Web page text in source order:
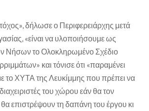
δήλωσε ο Περιφερειάρχης μετά
«είναι να υλοποιήσουμε ως
Νήσων το Ολοκληρωμένο Σχέδιο
και τόνισε ότι «παραμένει
το ΧΥΤΑ της Λευκίμμης που πρέπει να
του χώρου εάν θα τον
επιστρέψουν τη δαπάνη του έργου κι